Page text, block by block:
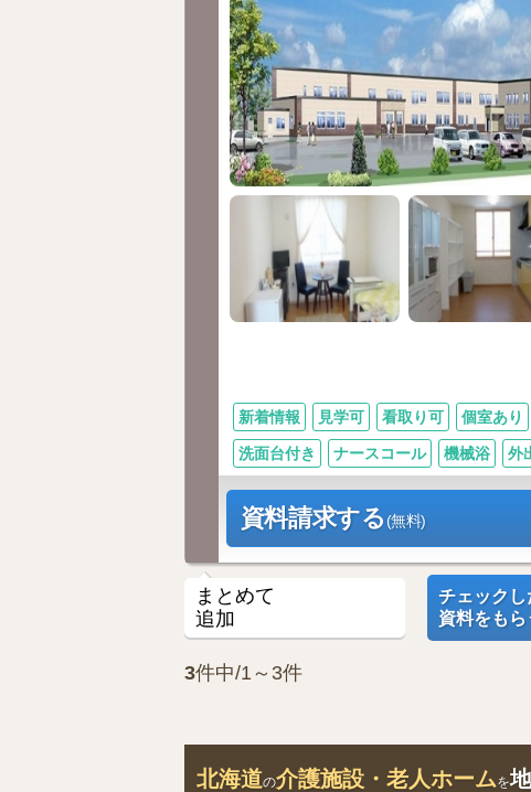
新着情報 見学可 看取り可 個室あり
洗面台付き ナースコール 機械浴 外
資料請求する(無料)
まとめて
追加
チェックし
資料をもら
3件中/1～3件
北海道の介護施設・老人ホームを